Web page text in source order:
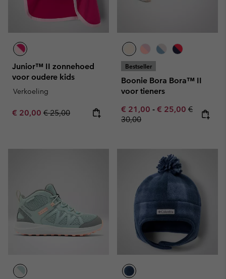
Junior™ II zonnehoed
voor oudere kids
Verkoeling
Sale price:
€ 20,00 Regular price:
€ 25,00
Bestseller
Boonie Bora Bora™ II
voor tieners
Minimum sale price:
€ 21,00 - Maximum sale
€ 25,00 Regular
€
30,00